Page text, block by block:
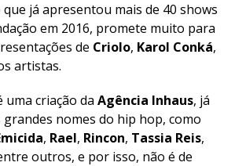
já apresentou mais de 40 shows
em 2016, promete muito para
de Criolo, Karol Conká,
artistas.
uma criação da Agência Inhaus, já
nomes do hip hop, como
, Rael, Rincon, Tassia Reis,
outros, e por isso, não é de